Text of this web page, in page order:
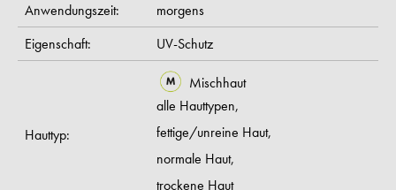
Anwendungszeit:
morgens
Eigenschaft:
UV-Schutz
Hauttyp:
Mischhaut
alle Hauttypen,
fettige/unreine Haut,
normale Haut,
trockene Haut